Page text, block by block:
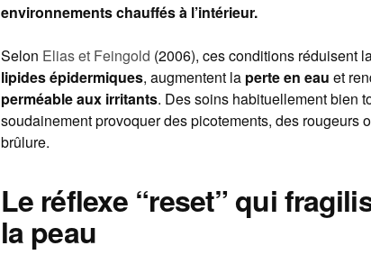
environnements chauffés à l’intérieur.
Selon Elias et Feingold (2006), ces conditions réduisent
lipides épidermiques, augmentent la perte en eau et
perméable aux irritants. Des soins habituellement bien
soudainement provoquer des picotements, des rougeurs
brûlure.
Le réflexe “reset” qui
la peau